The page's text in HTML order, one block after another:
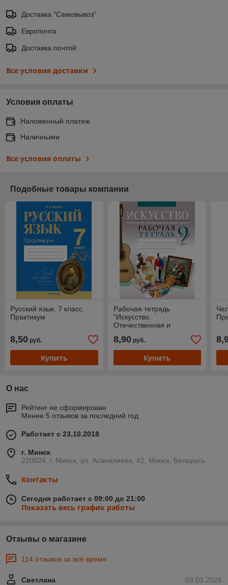
Доставка "Самовывоз"
Европочта
Доставка почтой
Все условия доставки
Условия оплаты
Наложенный платеж
Наличными
Все условия оплаты
Подобные товары компании
Русский язык. 7 класс.
Практикум
8,50 руб.
Купить
Рабочая тетрадь
"Искусство.
Отечественная и
мировая художественная
культура" 9 класс
8,90руб.
Купить
О нас
Рейтинг не сформирован
Менее 5 отзывов за последний год
Работает с 23.10.2018
г. Минск
220024, г. Минск, ул. Асаналиева, 42, Минск, Беларусь
Контакты
Сегодня работает с 09:00 до 21:00
Показать весь график работы
Отзывы о магазине
114 отзывов за всё время
09.03.2026
Светлана